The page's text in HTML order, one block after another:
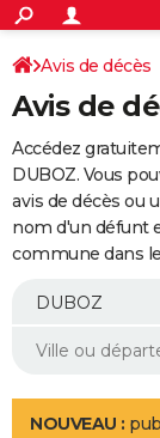
ACTUALITÉS
Politique
Société
Faits Divers
Education
Monde
Villes
+
SPORT
Coupe du monde
Football
Tennis
Cyclisme
Rugby
Forum
Programme TV
TNT
Streaming
Cinéma
Sorties cinéma
Musique
+
FINANCE
Retraite
Epargne
Immobilier
Risques naturels
Banque
Assurance
AUTO
Essais
Réserver un essai
Citadines
Berlines
SUV
Forum auto
+
Mobiles
Meilleur smartphone
Internet
Ordinateurs
Jeux vidéo
Guide high-tech
Aménagement
LIFESTYLE
Avis de décès
Avis de
Accédez
DUBOZ. Vous
avis de décès ou
nom d'un défunt
commune dans
NOUVEAU :